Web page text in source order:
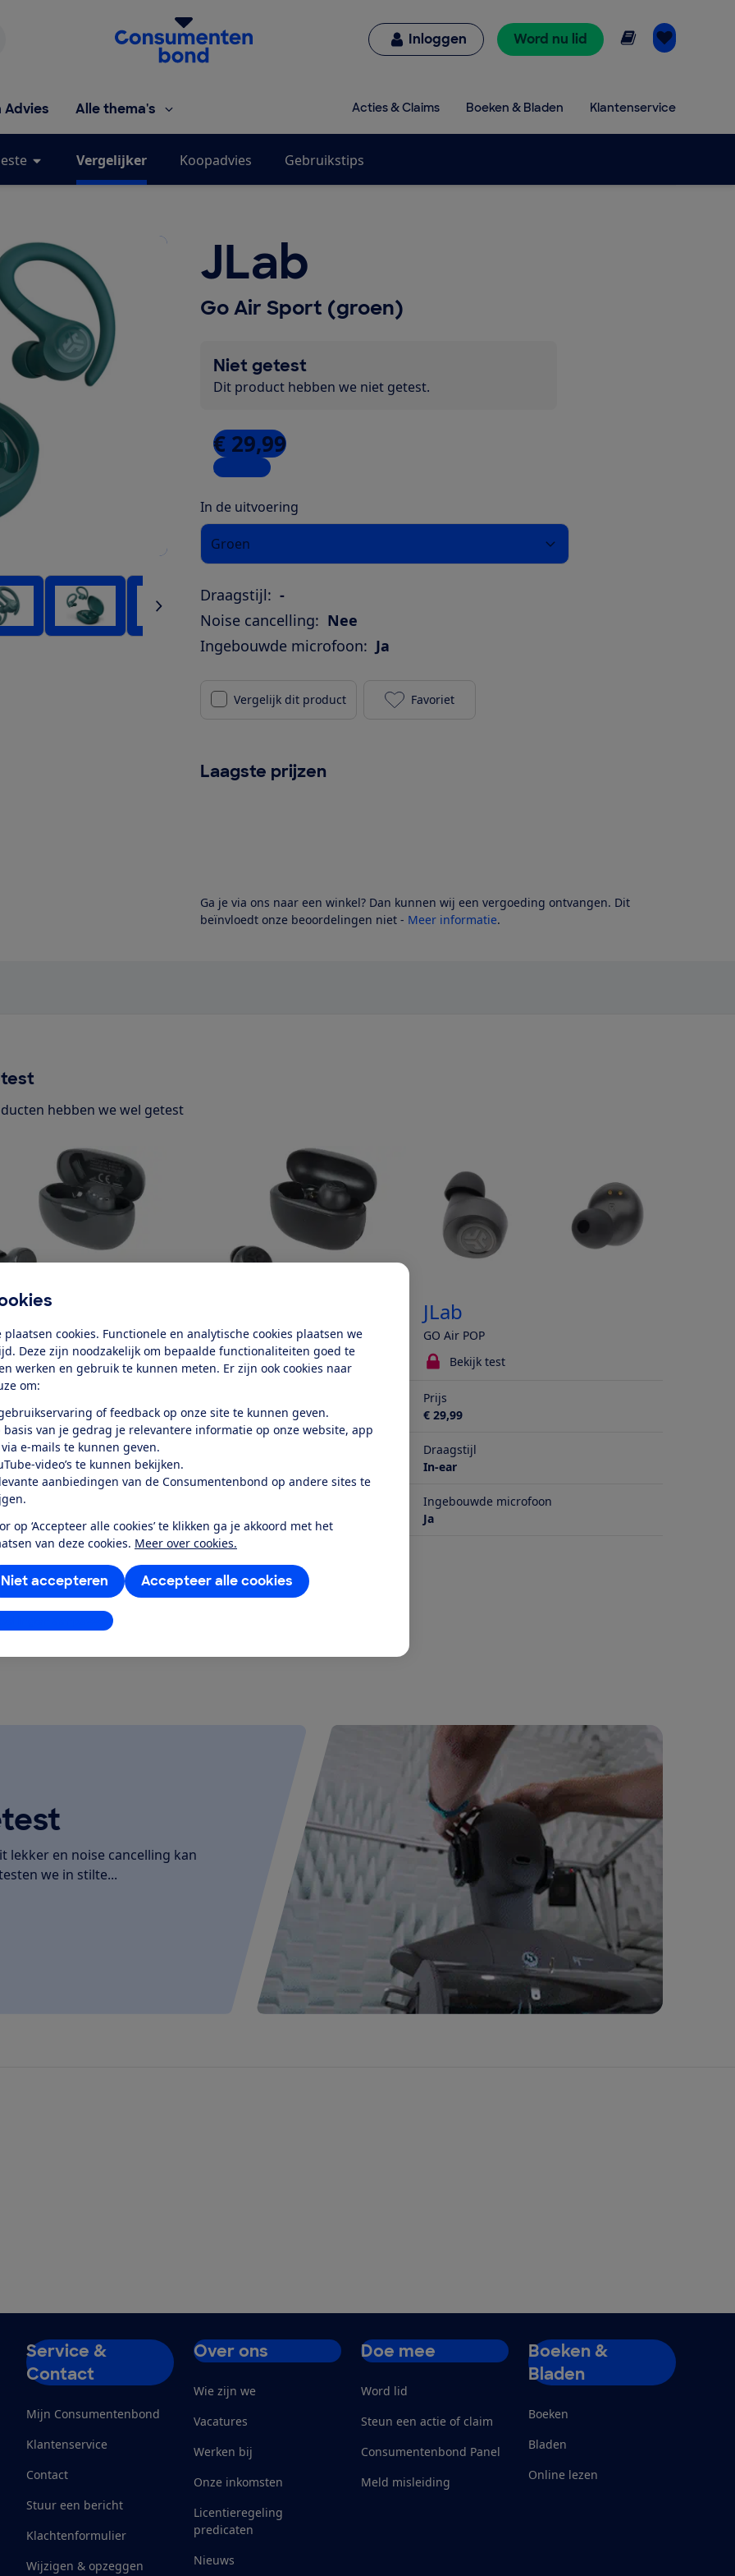
plaatsen cookies. Functionele en analytische cookies plaatsen we
Deze zijn noodzakelijk om bepaalde functionaliteiten goed te
werken en gebruik te kunnen meten. Er zijn ook cookies naar
om:
of feedback op onze site te kunnen geven.
basis van je gedrag je relevantere informatie op onze website, app
e-mails te kunnen geven.
video’s te kunnen bekijken.
aanbiedingen van de Consumentenbond op andere sites te
op ‘Accepteer alle cookies’ te klikken ga je akkoord met het
van deze cookies. Meer over cookies.
Accepteer alle cookies
Niet accepteren
aanpassen
Homepage van de Consumentenbond
Inloggen Word nu lid Online lezen
Advies Alle thema's Acties & Claims Boeken & Bladen Klantenservice
Vergelijker Koopadvies Gebruikstips
JLab
Go Air Sport (groen)
Niet getest
Dit product hebben we niet getest.
€ 29,99
2 winkels
In de uitvoering
Groen
Draagstijl: -
Noise cancelling: Nee
Ingebouwde microfoon: Ja
Vergelijk dit product JLab Go Air Sport (groen) toevoegen aan je
Favoriet
Laagste prijzen
Ga je via ons naar een winkel? Dan kunnen wij een vergoeding ontvangen. Dit
beïnvloedt onze beoordelingen niet - Meer informatie.
hebben we wel getest
Rebel
Go Pop ANC
JLab
GO Air POP
test
Bekijk test Bekijk test
€ 29,99
Prijs
€ 29,99
Draagstijl
In-ear
microfoon
Ja
Ingebouwde microfoon
Ja
alle geteste producten
lekker en noise cancelling kan
we in stilte...
Service &
Contact
Mijn Consumentenbond
Klantenservice
Contact
Stuur een bericht
Klachtenformulier
Wijzigen & opzeggen
Over ons
Wie zijn we
Vacatures
Werken bij
Onze inkomsten
Licentieregeling
predicaten
Nieuws
Doe mee
Word lid
Steun een actie of claim
Consumentenbond Panel
Meld misleiding
Boeken &
Bladen
Boeken
Bladen
Online lezen